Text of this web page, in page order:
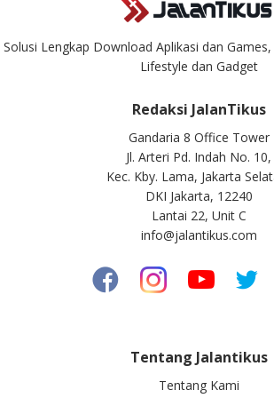
Solusi Lengkap Download Aplikasi dan
Lifestyle dan Gadget
Redaksi JalanTikus
Gandaria 8 Office Tower
Jl. Arteri Pd. Indah No. 10,
Kec. Kby. Lama, Jakarta
DKI Jakarta, 12240
Lantai 22, Unit C
info@jalantikus.com
Tentang Jalantikus
Tentang Kami